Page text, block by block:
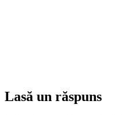
Lasă un răspuns